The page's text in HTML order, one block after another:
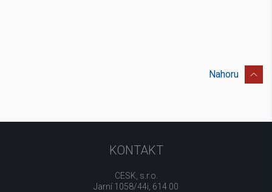
Nahoru
KONTAKT
CESK, s.r.o.
Jarní 1058/44i, 614 00